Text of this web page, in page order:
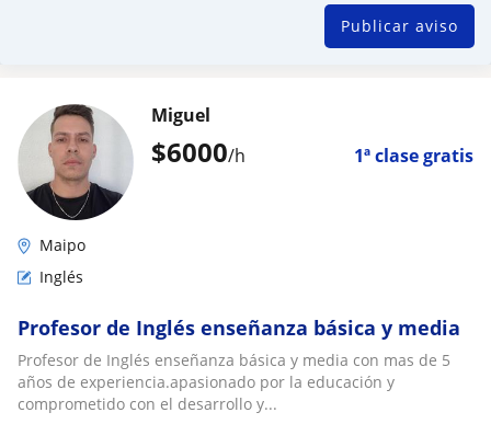
Publicar aviso
$6000/h 1ª clase gratis
Miguel
Maipo
Inglés
Profesor de Inglés enseñanza básica y media
Profesor de Inglés enseñanza básica y media con mas de 5
años de experiencia.apasionado por la educación y
comprometido con el desarrollo y...